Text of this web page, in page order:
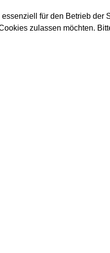
für den Betrieb
zulassen möchten.